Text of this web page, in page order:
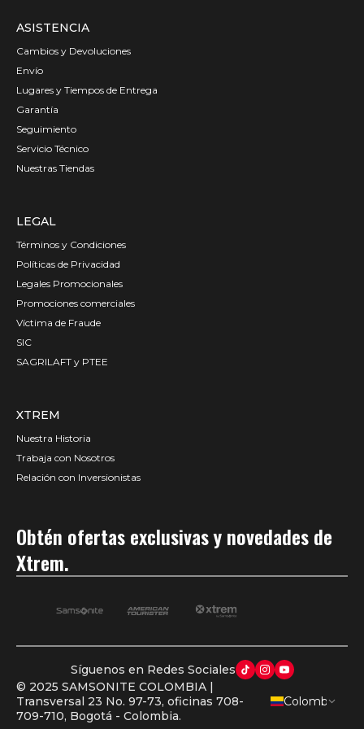
ASISTENCIA
Cambios y Devoluciones
Envío
Lugares y Tiempos de Entrega
Garantía
Seguimiento
Servicio Técnico
Nuestras Tiendas
LEGAL
Términos y Condiciones
Políticas de Privacidad
Legales Promocionales
Promociones comerciales
Víctima de Fraude
SIC
SAGRILAFT y PTEE
XTREM
Nuestra Historia
Trabaja con Nosotros
Relación con Inversionistas
Obtén ofertas exclusivas y novedades de
Xtrem.
Síguenos en Redes Sociales
© 2025 SAMSONITE COLOMBIA |
Transversal 23 No. 97-73, oficinas 708-
709-710, Bogotá - Colombia.
Colombia
AGREGA OTRO PRODUCTO